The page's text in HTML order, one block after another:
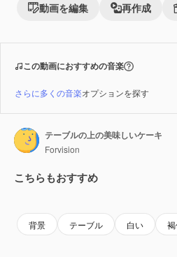
動画を編集 再作成
この動画におすすめの音楽
さらに多くの音楽オプションを探す
テーブルの上の美味しいケーキ
Forvision
こちらもおすすめ
背景 テーブル 白い